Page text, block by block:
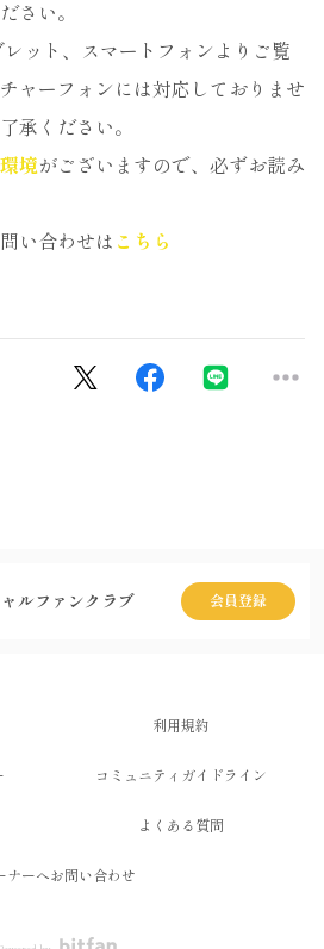
さい。
レット、スマートフォンよりご覧
ャーフォンには対応しておりませ
承ください。
境がございますので、必ずお読み
い合わせは こちら
ルファンクラブ 会員登録
利用規約
コミュニティガイドライン
よくある質問
ナーへお問い合わせ